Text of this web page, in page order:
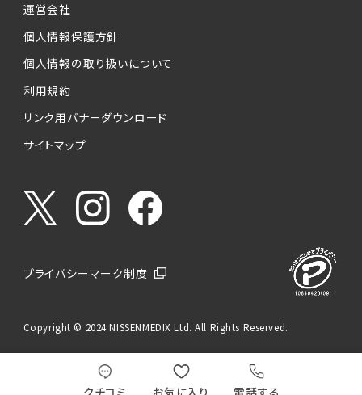
運営会社
個人情報保護方針
個人情報の取り扱いについて
利用規約
リンク用バナーダウンロード
サイトマップ
プライバシーマーク制度
Copyright © 2024 NISSENMEDIX Ltd. All Rights Reserved.